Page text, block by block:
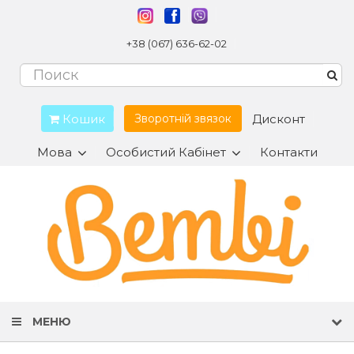
+38 (067) 636-62-02
Кошик Зворотній звязок Дисконт
Мова Особистий Кабінет Контакти
МЕНЮ